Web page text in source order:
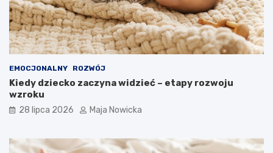
EMOCJONALNY ROZWÓJ
Kiedy dziecko zaczyna widzieć – etapy rozwoju
wzroku
28 lipca 2026 Maja Nowicka